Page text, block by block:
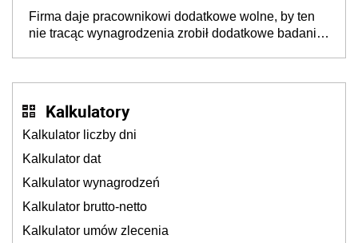
Firma daje pracownikowi dodatkowe wolne, by ten
nie tracąc wynagrodzenia zrobił dodatkowe badania.
Kalkulatory
Kalkulator liczby dni
Kalkulator dat
Kalkulator wynagrodzeń
Kalkulator brutto-netto
Kalkulator umów zlecenia